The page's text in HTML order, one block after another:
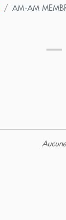
AM-AM